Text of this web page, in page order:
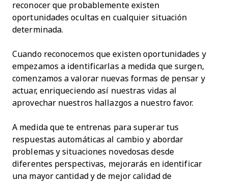
reconocer que probablemente existen
oportunidades ocultas en cualquier situación
determinada.
Cuando reconocemos que existen oportunidades y
empezamos a identificarlas a medida que surgen,
comenzamos a valorar nuevas formas de pensar y
actuar, enriqueciendo así nuestras vidas al
aprovechar nuestros hallazgos a nuestro favor.
A medida que te entrenas para superar tus
respuestas automáticas al cambio y abordar
problemas y situaciones novedosas desde
diferentes perspectivas, mejorarás en identificar
una mayor cantidad y de mejor calidad de